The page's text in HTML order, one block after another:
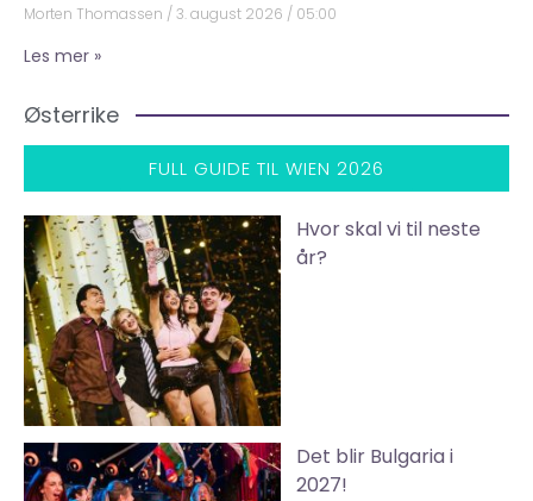
Morten Thomassen 3. august 2026 05:00
Les mer »
Østerrike
FULL GUIDE TIL WIEN 2026
Hvor skal vi til neste
år?
Det blir Bulgaria i
2027!